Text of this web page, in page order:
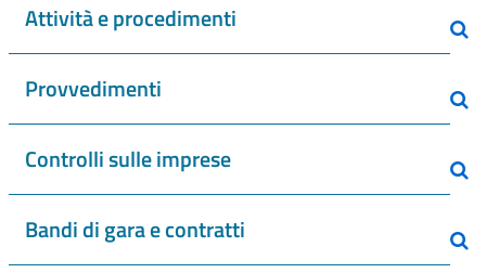
Attività e procedimenti
Provvedimenti
Controlli sulle imprese
Bandi di gara e contratti